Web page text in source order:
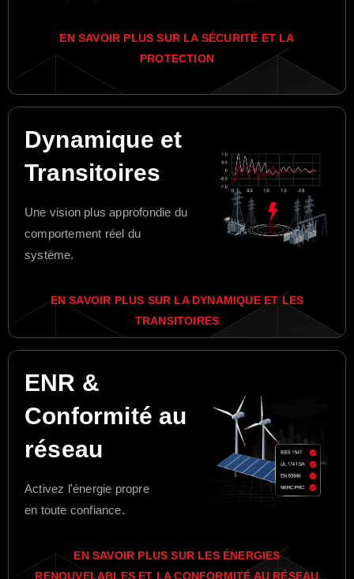
EN SAVOIR PLUS SUR LA SÉCURITÉ ET LA
PROTECTION
Dynamique et
Transitoires
Une vision plus approfondie du
comportement réel du
système.
EN SAVOIR PLUS SUR LA DYNAMIQUE ET LES
TRANSITOIRES
ENR &
Conformité au
réseau
Activez l'énergie propre
en toute confiance.
EN SAVOIR PLUS SUR LES ÉNERGIES
RENOUVELABLES ET LA CONFORMITÉ AU RÉSEAU